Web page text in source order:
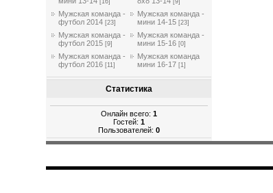
[16] [9]
Мужская команда -
футбол 2014 [23]
Мужская команда -
мини 14-15 [23]
Мужская команда -
футбол 2015 [9]
Мужская команда -
мини 15-16 [0]
Мужская команда -
футбол 2016 [11]
Мужская команда
мини 16-17 [1]
Статистика
Онлайн всего:1
Гостей:1
Пользователей:0